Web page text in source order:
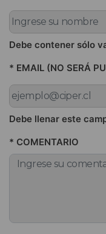
Debe contener sólo
* EMAIL (NO SERÁ
Debe llenar este
* COMENTARIO